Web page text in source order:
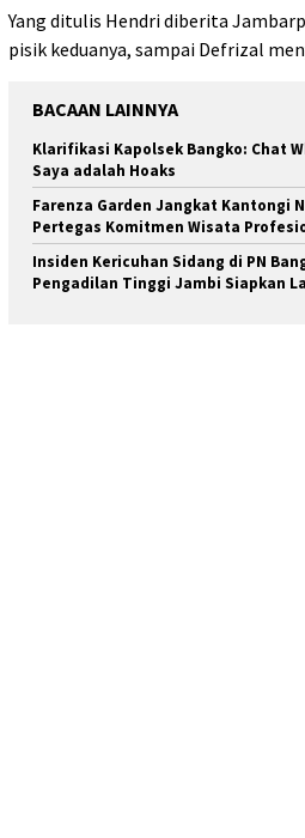
Yang ditulis Hendri diberita
pisik keduanya, sampai Defrizal
BACAAN LAINNYA
Klarifikasi Kapolsek Bangko: Chat
Saya adalah Hoaks
Farenza Garden Jangkat Kantongi
Pertegas Komitmen Wisata
Insiden Kericuhan Sidang di PN
Pengadilan Tinggi Jambi Siapkan